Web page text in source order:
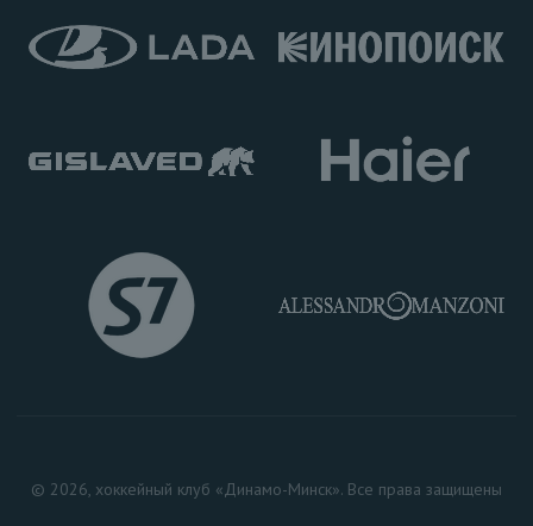
© 2026, хоккейный клуб «Динамо-Минск». Все права защищены